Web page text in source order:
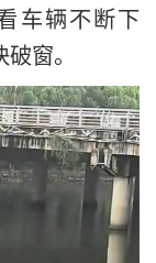
车辆不断下
窗。